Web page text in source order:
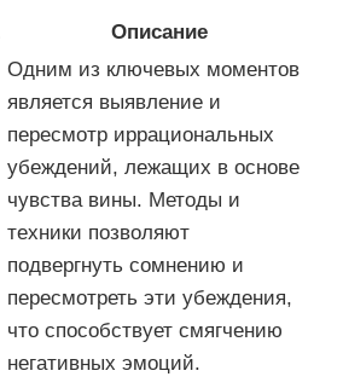
Описание
Одним из ключевых моментов
является выявление и
пересмотр иррациональных
убеждений, лежащих в основе
чувства вины. Методы и
техники позволяют
подвергнуть сомнению и
пересмотреть эти убеждения,
что способствует смягчению
негативных эмоций.